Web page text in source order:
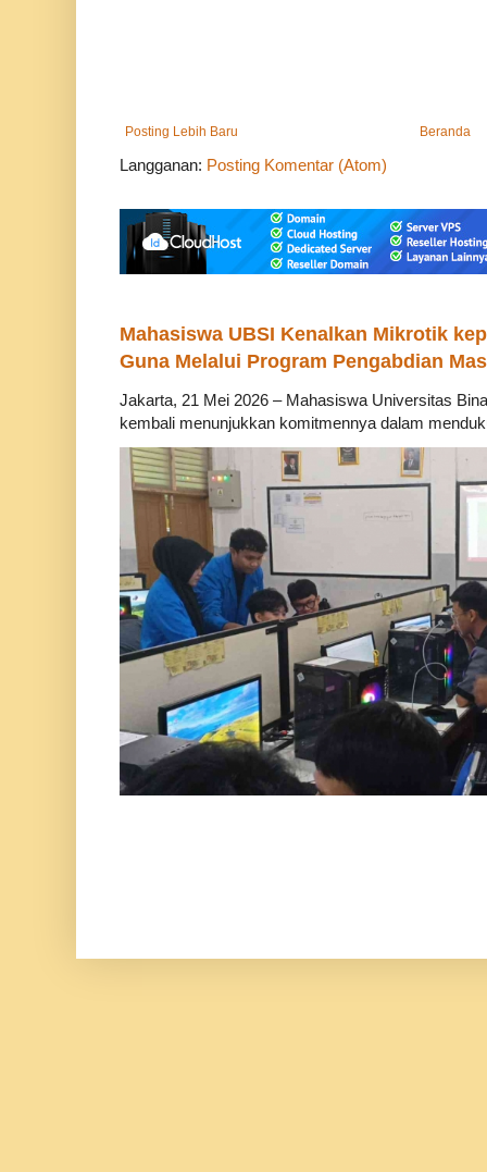
Posting Lebih Baru Beranda
Langganan: Posting Komentar (Atom)
Mahasiswa UBSI Kenalkan Mikrotik
Guna Melalui Program Pengabdian
Jakarta, 21 Mei 2026 – Mahasiswa Universitas
kembali menunjukkan komitmennya dalam